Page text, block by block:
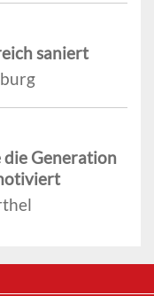
saniert
Generation